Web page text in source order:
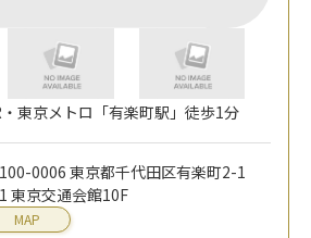
東京メトロ「有楽町駅」徒歩1分
0006 東京都千代田区有楽町2-1
東京交通会館10F
MAP